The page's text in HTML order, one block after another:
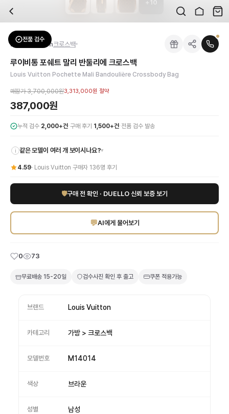
배송은 얼마나 걸리나요?
검수는 어떻게 진행되나요? 검수 사진을 받을 수 있나요?
전문 스태프가 실물 상품을 직접 확인한 후 검수 사진을 제공합니다. 가죽 재질,
교환이나 반품이 가능한가요?
수령 후 7일 이내 신청하시면 상품 하자, 사이즈 불일치, 고객 변심 모두 교환·반
네, 쿠폰과 적립금을 결제 시 함께 사용하실 수 있습니다. 적립금은 1,000원 이상
브랜드:
성별:남성
색상:브라운
가격:387,000원
루이비통 포쉐트 말리 반둘리에 크로스백은 루이비통의 아이코닉한 모노그램 캔
을 DUELLO에서 만나
10
전품 검수
Louis Vuitton크로스백
루이비통 포쉐트 말리 반둘리에 크로스백
Louis Vuitton Pochette Mali Bandoulière Crossbody Bag
매장가3,700,000원3,313,000원 절약
387,000원
누적 검수 2,000+건·구매 후기 1,500+건· 전품 검수 발송
i 같은 모델이 여러 개 보이시나요?▾
4.59· Louis Vuitton 구매자 136명 후기
🛡구매 전 확인 · DUELLO 신뢰 보증 보기
💬AI에게 물어보기
0 73
무료배송 15-20일 검수사진 확인 후 출고 쿠폰 적용가능
브랜드 Louis Vuitton
카테고리 가방 > 크로스백
모델번호 M14014
색상 브라운
성별 남성